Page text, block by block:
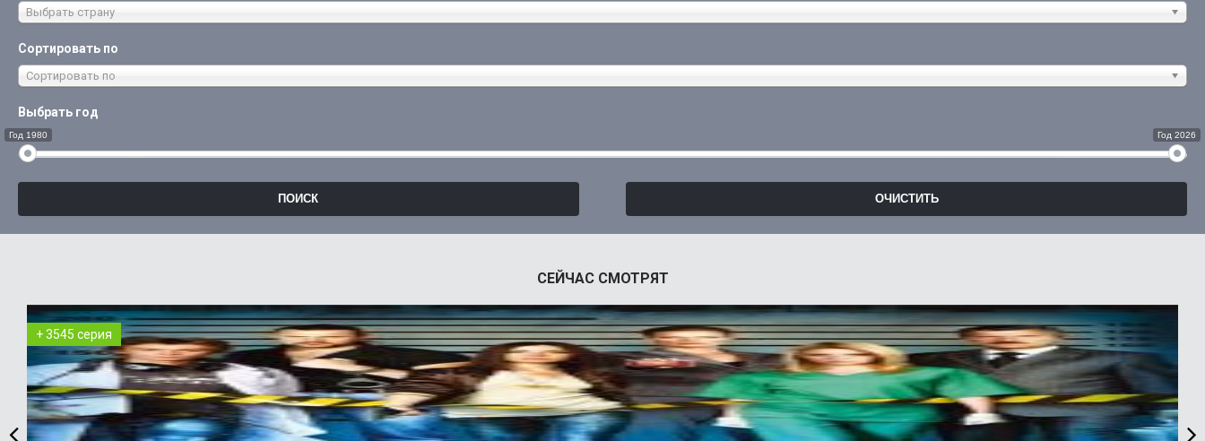
Выбрать страну
Сортировать по
Сортировать по
Выбрать год
Год 1980 Год 2026
СЕЙЧАС СМОТРЯТ
+ 3545 серия